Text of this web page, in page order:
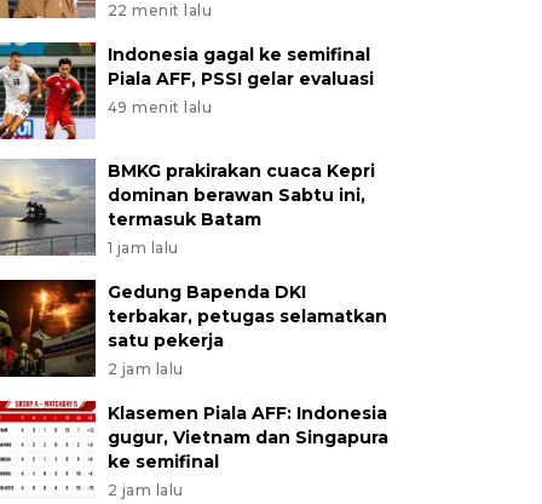
22 menit lalu
Indonesia gagal ke semifinal
Piala AFF, PSSI gelar evaluasi
49 menit lalu
BMKG prakirakan cuaca Kepri
dominan berawan Sabtu ini,
termasuk Batam
1 jam lalu
Gedung Bapenda DKI
terbakar, petugas selamatkan
satu pekerja
2 jam lalu
Klasemen Piala AFF: Indonesia
gugur, Vietnam dan Singapura
ke semifinal
2 jam lalu